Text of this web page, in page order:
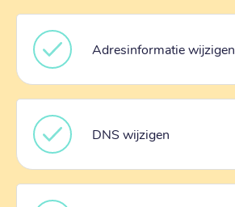
Adresinformatie wijzigen
DNS wijzigen